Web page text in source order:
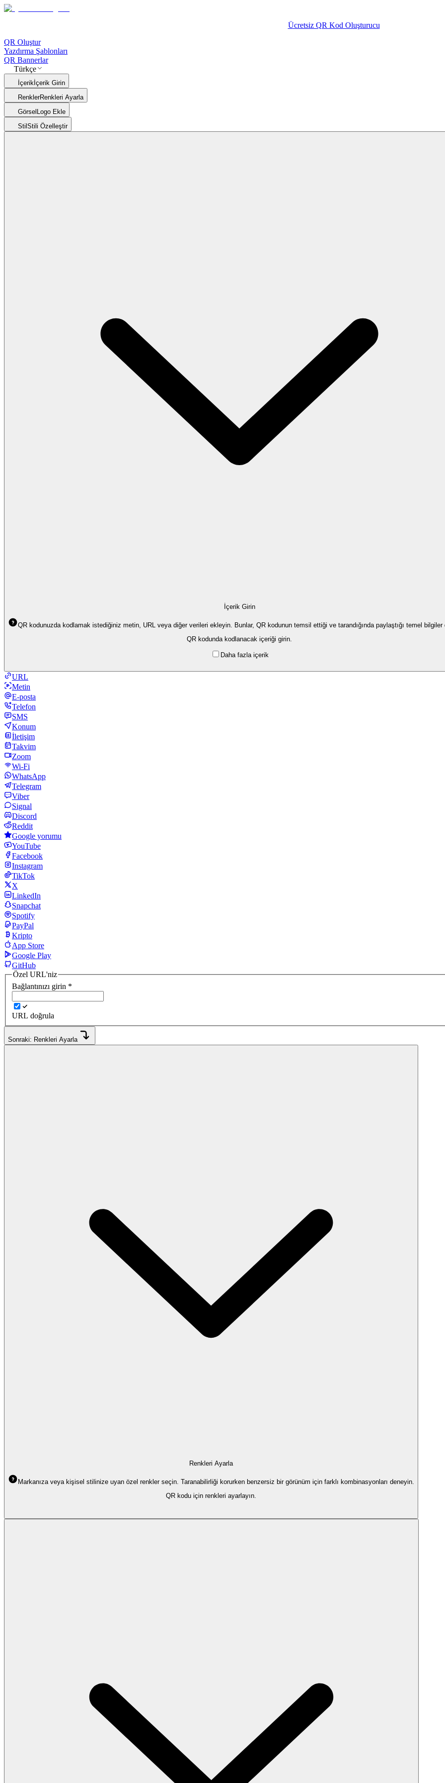
Ücretsiz QR Kod Oluşturucu
QR Oluştur
Yazdırma Şablonları
QR Bannerlar
Türkçe
İçerik İçerik Girin
RenklerRenkleri Ayarla
Görsel Logo Ekle
Stil Stili Özelleştir
İçerik Girin
QR kodunuzda kodlamak istediğiniz metin, URL veya diğer verileri ekleyin. Bunlar, QR kodunun temsil ettiği ve tarandığında paylaştığı temel bilgiler
QR kodunda kodlanacak içeriği girin.
Daha fazla içerik
URL
Metin
E-posta
Telefon
SMS
Konum
İletişim
Takvim
Zoom
Wi-Fi
WhatsApp
Telegram
Viber
Signal
Discord
Reddit
Google yorumu
YouTube
Facebook
Instagram
TikTok
X
LinkedIn
Snapchat
Spotify
PayPal
Kripto
App Store
Google Play
GitHub
Özel URL'niz
Bağlantınızı girin *
URL doğrula
Sonraki: Renkleri Ayarla
Renkleri Ayarla
Markanıza veya kişisel stilinize uyan özel renkler seçin. Taranabilirliği korurken benzersiz bir görünüm için farklı kombinasyonları deneyin.
QR kodu için renkleri ayarlayın.